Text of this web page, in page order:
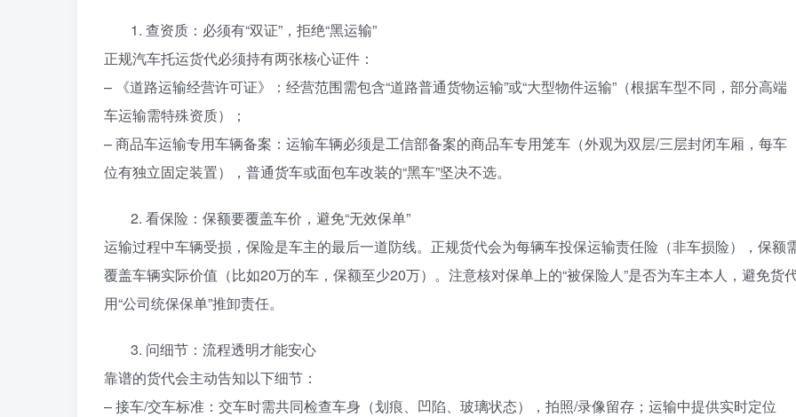
1. 查资质：必须有“双证”，拒绝“黑运输”
正规汽车托运货代必须持有两张核心证件：
– 《道路运输经营许可证》：经营范围需包含“道路普通货物运输”或“大型物件运输”（根据车型不同，部分高端
车运输需特殊资质）；
– 商品车运输专用车辆备案：运输车辆必须是工信部备案的商品车专用笼车（外观为双层/三层封闭车厢，每车
位有独立固定装置），普通货车或面包车改装的“黑车”坚决不选。
2. 看保险：保额要覆盖车价，避免“无效保单”
运输过程中车辆受损，保险是车主的最后一道防线。正规货代会为每辆车投保运输责任险（非车损险），保额
覆盖车辆实际价值（比如20万的车，保额至少20万）。注意核对保单上的“被保险人”是否为车主本人，避免货
用“公司统保保单”推卸责任。
3. 问细节：流程透明才能安心
靠谱的货代会主动告知以下细节：
– 接车/交车标准：交车时需共同检查车身（划痕、凹陷、玻璃状态），拍照/录像留存；运输中提供实时定位